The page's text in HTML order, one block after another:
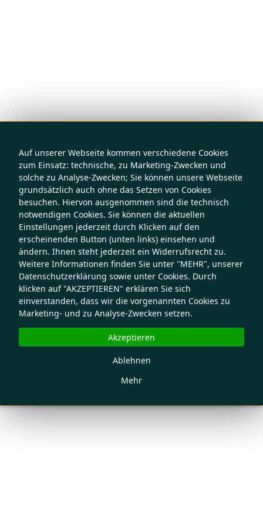
Auf unserer Webseite kommen verschiedene Cookies
zum Einsatz: technische, zu Marketing-Zwecken und
solche zu Analyse-Zwecken; Sie können unsere Webseite
grundsätzlich auch ohne das Setzen von Cookies
besuchen. Hiervon ausgenommen sind die technisch
notwendigen Cookies. Sie können die aktuellen
Einstellungen jederzeit durch Klicken auf den
erscheinenden Button (unten links) einsehen und
ändern. Ihnen steht jederzeit ein Widerrufsrecht zu.
Weitere Informationen finden Sie unter "MEHR", unserer
Datenschutzerklärung sowie unter Cookies. Durch
klicken auf "AKZEPTIEREN" erklären Sie sich
einverstanden, dass wir die vorgenannten Cookies zu
Marketing- und zu Analyse-Zwecken setzen.
Mehr
Ablehnen
Akzeptieren